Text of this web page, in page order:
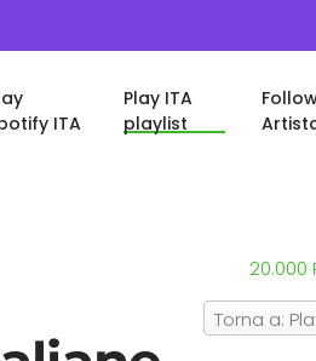
ITA
Play ITA
playlist
20.000
Torna a: